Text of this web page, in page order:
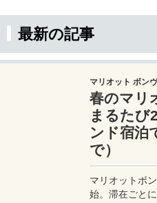
最新の記事
マリオット ボン
春のマリ
まるたび
ンド宿泊
で）
マリオットボ
始。滞在ごと